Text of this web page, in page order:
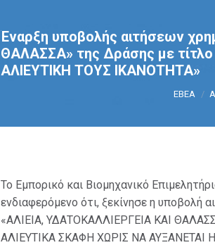
Έναρξη υποβολής αιτήσεων
ΘΑΛΑΣΣΑ» της Δράσης με
ΑΛΙΕΥΤΙΚΗ ΤΟΥΣ ΙΚΑΝΟΤΗΤΑ»
You are
ΕΒΕΑ
Το Εμπορικό και Βιομηχανικό
ενδιαφερόμενο ότι, ξεκίνησε η
«ΑΛΙΕΙΑ, ΥΔΑΤΟΚΑΛΛΙΕΡΓΕΙΑ ΚΑΙ
ΑΛΙΕΥΤΙΚΑ ΣΚΑΦΗ ΧΩΡΙΣ ΝΑ ΑΥΞΑΝΕΤΑΙ